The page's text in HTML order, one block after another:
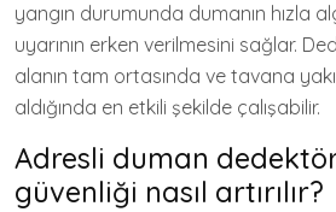
yangın durumunda dumanın hızla
uyarının erken verilmesini sağlar.
alanın tam ortasında ve tavana
aldığında en etkili şekilde çalışabilir.
Adresli duman
güvenliği nasıl artırılır?